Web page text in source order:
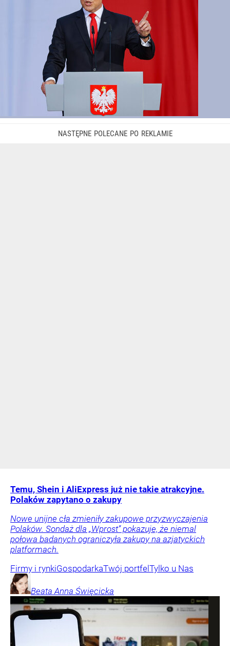
Temu, Shein i AliExpress już nie takie atrakcyjne.
Polaków zapytano o zakupy
Nowe unijne cła zmieniły zakupowe przyzwyczajenia
Polaków. Sondaż dla „Wprost” pokazuje, że niemal
połowa badanych ograniczyła zakupy na azjatyckich
platformach.
Firmy i rynkiGospodarkaTwój portfelTylko u Nas
Beata Anna Święcicka